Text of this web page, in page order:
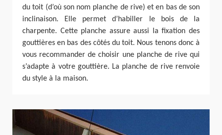
du toit (d’où son nom planche de rive) et en bas de son
inclinaison. Elle permet d’habiller le bois de la
charpente. Cette planche assure aussi la fixation des
gouttières en bas des côtés du toit. Nous tenons donc à
vous recommander de choisir une planche de rive qui
s’adapte à votre gouttière. La planche de rive renvoie
du style à la maison.